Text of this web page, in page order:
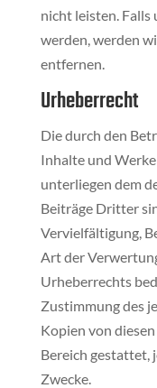
nicht leisten. Falls
werden, werden
entfernen.
Urheberrecht
Die durch den
Inhalte und
unterliegen dem
Beiträge Dritter
Vervielfältigung,
Art der
Urheberrechts
Zustimmung des
Kopien von
Bereich gestattet,
Zwecke.